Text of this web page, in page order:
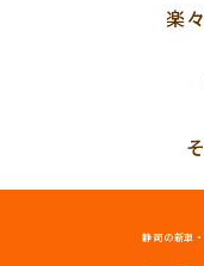
楽
静岡の新車